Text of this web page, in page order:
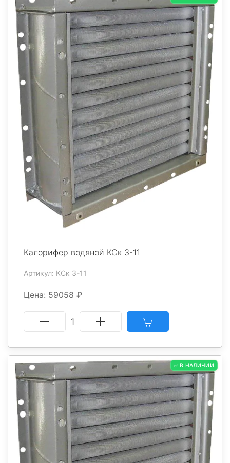
Калорифер водяной КСк 3-11
Артикул: КСк 3-11
Цена: 59058 ₽
1
✅ В НАЛИЧИИ